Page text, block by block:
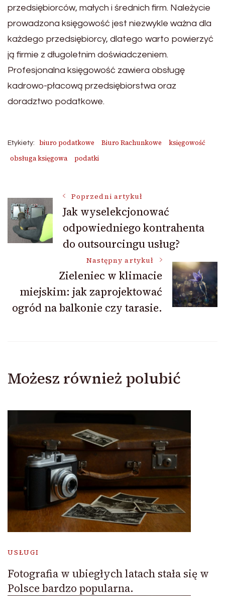
przedsiębiorców, małych i średnich firm. Należycie
prowadzona księgowość jest niezwykle ważna dla
każdego przedsiębiorcy, dlatego warto powierzyć
ją firmie z długoletnim doświadczeniem.
Profesjonalna księgowość zawiera obsługę
kadrowo-płacową przedsiębiorstwa oraz
doradztwo podatkowe.
Etykiety: biuro podatkowe Biuro Rachunkowe
księgowość
obsługa księgowa
podatki
Nawigacja
wpisu
Poprzedni artykuł
Jak wyselekcjonować
odpowiedniego kontrahenta
do outsourcingu usług?
Następny artykuł
Zieleniec w klimacie
miejskim: jak zaprojektować
ogród na balkonie czy tarasie.
Możesz również polubić
USŁUGI
Fotografia w ubiegłych latach stała się w
Polsce bardzo popularna.